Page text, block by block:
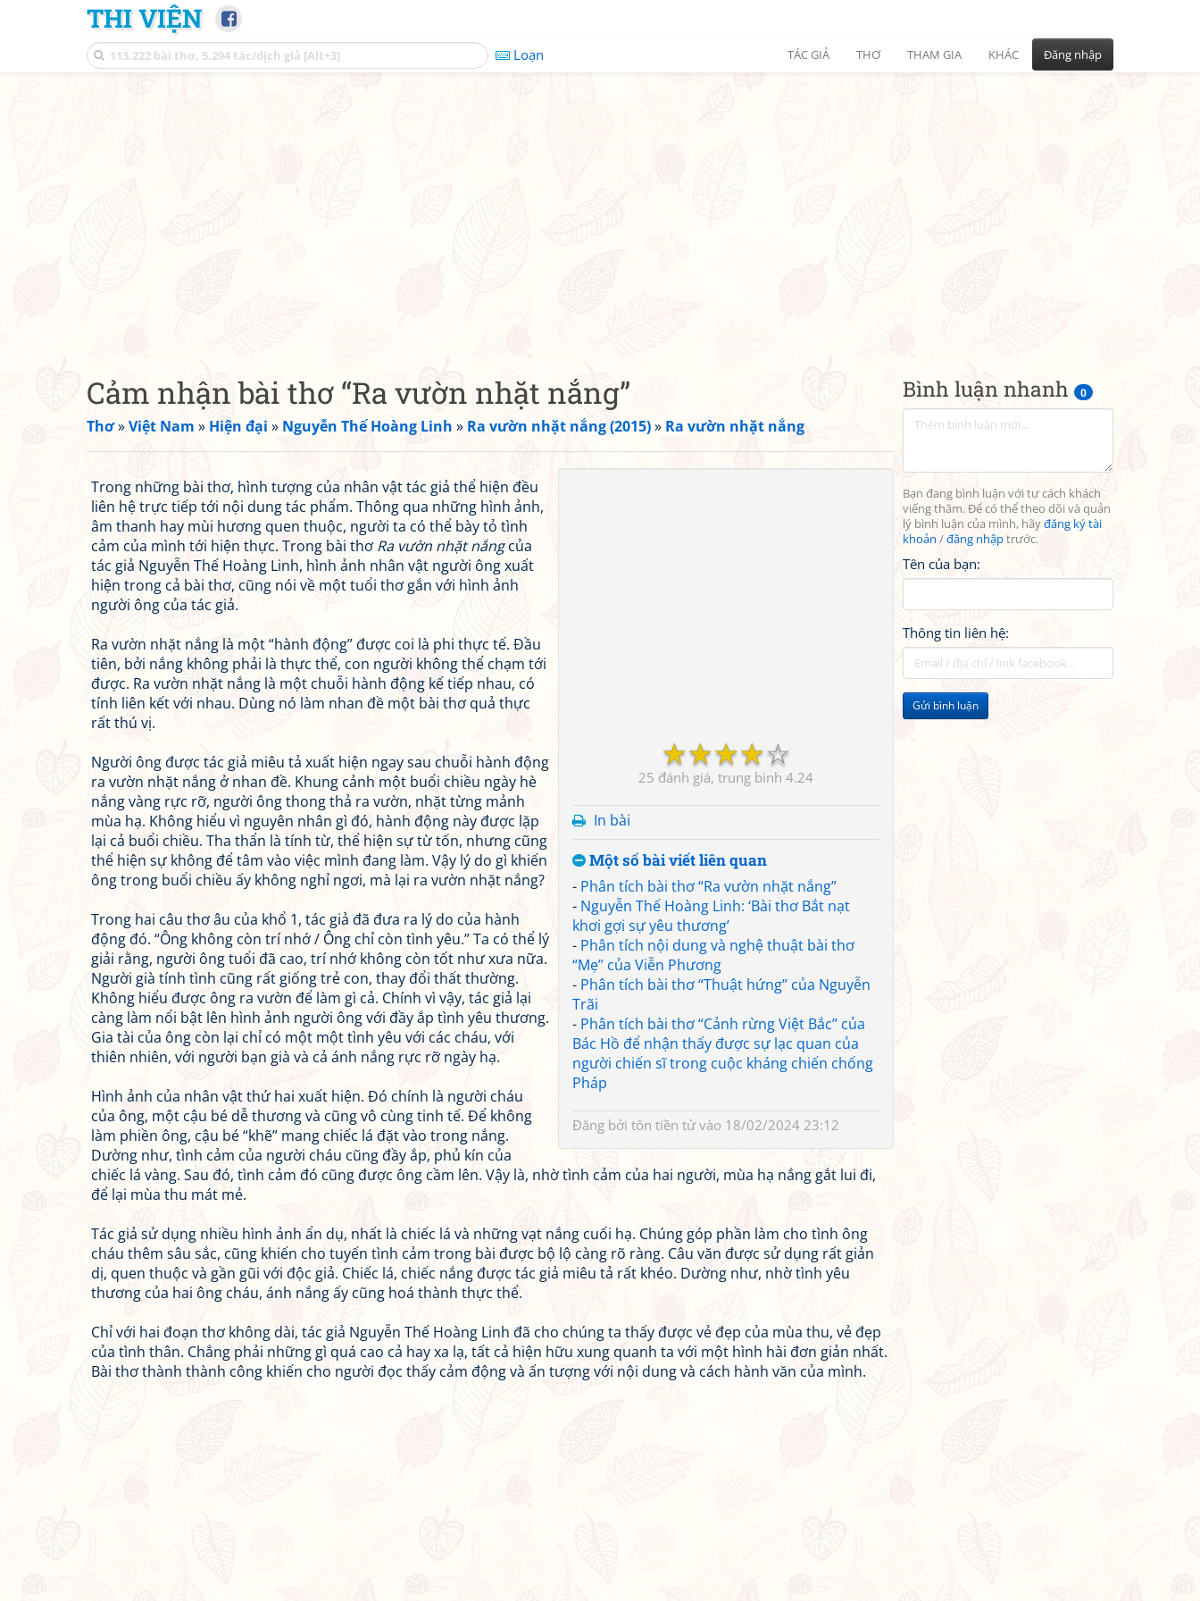
THI VIỆN
Loạn TÁC GIẢ THƠ THAM GIA KHÁC Đăng nhập
Bình luận nhanh 0
Bạn đang bình luận với tư cách khách
viếng thăm. Để có thể theo dõi và quản
lý bình luận của mình, hãyđăng ký tài
khoản /đăng nhậptrước.
Tên của bạn:
Thông tin liên hệ:
Gửi bình luận
Cảm nhận bài thơ “Ra vườn nhặt nắng”
Thơ»Việt Nam » Hiện đại » Nguyễn Thế Hoàng Linh » Ra vườn nhặt nắng (2015)» Ra vườn nhặt nắng
☆
☆
☆
☆
☆
25 4.24
In bài
Một số bài viết liên quan
- Phân tích bài thơ “Ra vườn nhặt nắng”
- Nguyễn Thế Hoàng Linh: ‘Bài thơ Bắt nạt
khơi gợi sự yêu thương’
- Phân tích nội dung và nghệ thuật bài thơ
“Mẹ” của Viễn Phương
- Phân tích bài thơ “Thuật hứng” của Nguyễn
Trãi
- Phân tích bài thơ “Cảnh rừng Việt Bắc” của
Bác Hồ để nhận thấy được sự lạc quan của
người chiến sĩ trong cuộc kháng chiến chống
Pháp
Đăng bởi tôn tiền tửvào 18/02/2024 23:12
Trong những bài thơ, hình tượng của nhân vật tác giả thể hiện đều
liên hệ trực tiếp tới nội dung tác phẩm. Thông qua những hình ảnh,
âm thanh hay mùi hương quen thuộc, người ta có thể bày tỏ tình
cảm của mình tới hiện thực. Trong bài thơ Ra vườn nhặt nắngcủa
tác giả Nguyễn Thế Hoàng Linh, hình ảnh nhân vật người ông xuất
hiện trong cả bài thơ, cũng nói về một tuổi thơ gắn với hình ảnh
người ông của tác giả.
Ra vườn nhặt nắng là một “hành động” được coi là phi thực tế. Đầu
tiên, bởi nắng không phải là thực thể, con người không thể chạm tới
được. Ra vườn nhặt nắng là một chuỗi hành động kế tiếp nhau, có
tính liên kết với nhau. Dùng nó làm nhan đề một bài thơ quả thực
rất thú vị.
Người ông được tác giả miêu tả xuất hiện ngay sau chuỗi hành động
ra vườn nhặt nắng ở nhan đề. Khung cảnh một buổi chiều ngày hè
nắng vàng rực rỡ, người ông thong thả ra vườn, nhặt từng mảnh
mùa hạ. Không hiểu vì nguyên nhân gì đó, hành động này được lặp
lại cả buổi chiều. Tha thẩn là tính từ, thể hiện sự từ tốn, nhưng cũng
thể hiện sự không để tâm vào việc mình đang làm. Vậy lý do gì khiến
ông trong buổi chiều ấy không nghỉ ngơi, mà lại ra vườn nhặt nắng?
Trong hai câu thơ âu của khổ 1, tác giả đã đưa ra lý do của hành
động đó. “Ông không còn trí nhớ / Ông chỉ còn tình yêu.” Ta có thể lý
giải rằng, người ông tuổi đã cao, trí nhớ không còn tốt như xưa nữa.
Người già tính tình cũng rất giống trẻ con, thay đổi thất thường.
Không hiểu được ông ra vườn để làm gì cả. Chính vì vậy, tác giả lại
càng làm nổi bật lên hình ảnh người ông với đầy ắp tình yêu thương.
Gia tài của ông còn lại chỉ có một một tình yêu với các cháu, với
thiên nhiên, với người bạn già và cả ánh nắng rực rỡ ngày hạ.
Hình ảnh của nhân vật thứ hai xuất hiện. Đó chính là người cháu
của ông, một cậu bé dễ thương và cũng vô cùng tinh tế. Để không
làm phiền ông, cậu bé “khẽ” mang chiếc lá đặt vào trong nắng.
Dường như, tình cảm của người cháu cũng đầy ắp, phủ kín của
chiếc lá vàng. Sau đó, tình cảm đó cũng được ông cầm lên. Vậy là, nhờ tình cảm của hai người, mùa hạ nắng gắt lui đi,
để lại mùa thu mát mẻ.
Tác giả sử dụng nhiều hình ảnh ẩn dụ, nhất là chiếc lá và những vạt nắng cuối hạ. Chúng góp phần làm cho tình ông
cháu thêm sâu sắc, cũng khiến cho tuyến tình cảm trong bài được bộ lộ càng rõ ràng. Câu văn được sử dụng rất giản
dị, quen thuộc và gần gũi với độc giả. Chiếc lá, chiếc nắng được tác giả miêu tả rất khéo. Dường như, nhờ tình yêu
thương của hai ông cháu, ánh nắng ấy cũng hoá thành thực thể.
Chỉ với hai đoạn thơ không dài, tác giả Nguyễn Thế Hoàng Linh đã cho chúng ta thấy được vẻ đẹp của mùa thu, vẻ đẹp
của tình thân. Chẳng phải những gì quá cao cả hay xa lạ, tất cả hiện hữu xung quanh ta với một hình hài đơn giản nhất.
Bài thơ thành thành công khiến cho người đọc thấy cảm động và ấn tượng với nội dung và cách hành văn của mình.